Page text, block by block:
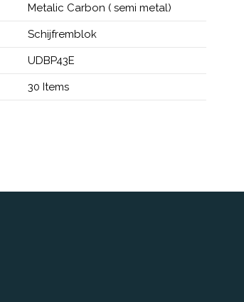
Metalic Carbon ( semi metal)
Schijfremblok
UDBP43E
30 Items